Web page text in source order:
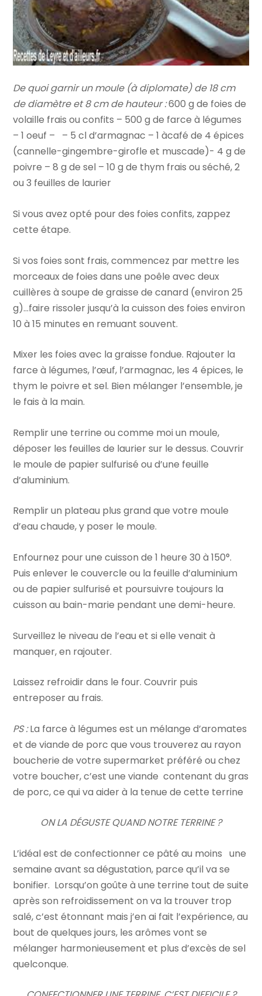
De quoi garnir un moule (à diplomate) de 18 cm
de diamètre et 8 cm de hauteur :600 g de foies de
volaille frais ou confits – 500 g de farce à légumes
– 1 oeuf – – 5 cl d’armagnac – 1 àcafé de 4 épices
(cannelle-gingembre-girofle et muscade)- 4 g de
poivre – 8 g de sel – 10 g de thym frais ou séché, 2
ou 3 feuilles de laurier
Si vous avez opté pour des foies confits, zappez
cette étape.
Si vos foies sont frais, commencez par mettre les
morceaux de foies dans une poêle avec deux
cuillères à soupe de graisse de canard (environ 25
g)…faire rissoler jusqu’à la cuisson des foies environ
10 à 15 minutes en remuant souvent.
Mixer les foies avec la graisse fondue. Rajouter la
farce à légumes, l’œuf, l’armagnac, les 4 épices, le
thym le poivre et sel. Bien mélanger l’ensemble, je
le fais à la main.
Remplir une terrine ou comme moi un moule,
déposer les feuilles de laurier sur le dessus. Couvrir
le moule de papier sulfurisé ou d’une feuille
d’aluminium.
Remplir un plateau plus grand que votre moule
d’eau chaude, y poser le moule.
Enfournez pour une cuisson de 1 heure 30 à 150°.
Puis enlever le couvercle ou la feuille d’aluminium
ou de papier sulfurisé et poursuivre toujours la
cuisson au bain-marie pendant une demi-heure.
Surveillez le niveau de l’eau et si elle venait à
manquer, en rajouter.
Laissez refroidir dans le four. Couvrir puis
entreposer au frais.
PS :La farce à légumes est un mélange d’aromates
et de viande de porc que vous trouverez au rayon
boucherie de votre supermarket préféré ou chez
votre boucher, c’est une viande contenant du gras
de porc, ce qui va aider à la tenue de cette terrine
ON LA DÉGUSTE QUAND NOTRE TERRINE ?
L’idéal est de confectionner ce pâté au moins une
semaine avant sa dégustation, parce qu’il va se
bonifier. Lorsqu’on goûte à une terrine tout de suite
après son refroidissement on va la trouver trop
salé, c’est étonnant mais j’en ai fait l’expérience, au
bout de quelques jours, les arômes vont se
mélanger harmonieusement et plus d’excès de sel
quelconque.